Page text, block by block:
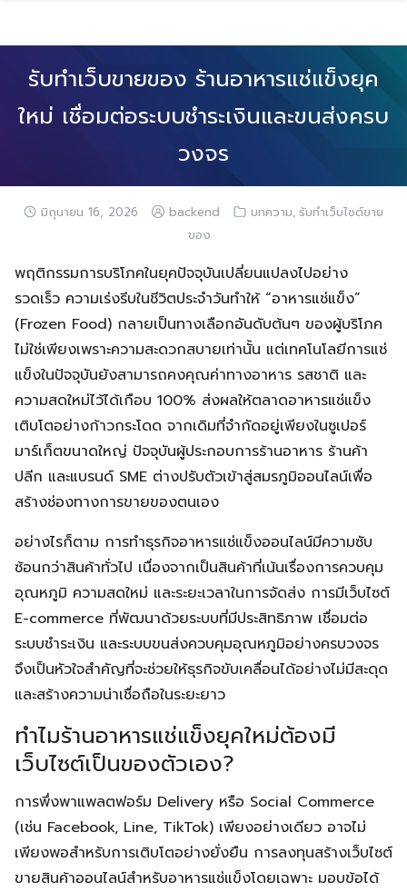
รับทำเว็บขายของ ร้านอาหารแช่แข็งยุค
ใหม่ เชื่อมต่อระบบชำระเงินและขนส่งครบ
วงจร
มิถุนายน 16, 2026 backend บทความ, รับทำเว็บไซต์ขาย
ของ
พฤติกรรมการบริโภคในยุคปัจจุบันเปลี่ยนแปลงไปอย่าง
รวดเร็ว ความเร่งรีบในชีวิตประจำวันทำให้ “อาหารแช่แข็ง”
(Frozen Food) กลายเป็นทางเลือกอันดับต้นๆ ของผู้บริโภค
ไม่ใช่เพียงเพราะความสะดวกสบายเท่านั้น แต่เทคโนโลยีการแช่
แข็งในปัจจุบันยังสามารถคงคุณค่าทางอาหาร รสชาติ และ
ความสดใหม่ไว้ได้เกือบ 100% ส่งผลให้ตลาดอาหารแช่แข็ง
เติบโตอย่างก้าวกระโดด จากเดิมที่จำกัดอยู่เพียงในซูเปอร์
มาร์เก็ตขนาดใหญ่ ปัจจุบันผู้ประกอบการร้านอาหาร ร้านค้า
ปลีก และแบรนด์ SME ต่างปรับตัวเข้าสู่สมรภูมิออนไลน์เพื่อ
สร้างช่องทางการขายของตนเอง
อย่างไรก็ตาม การทำธุรกิจอาหารแช่แข็งออนไลน์มีความซับ
ซ้อนกว่าสินค้าทั่วไป เนื่องจากเป็นสินค้าที่เน้นเรื่องการควบคุม
อุณหภูมิ ความสดใหม่ และระยะเวลาในการจัดส่ง การมีเว็บไซต์
E-commerce ที่พัฒนาด้วยระบบที่มีประสิทธิภาพ เชื่อมต่อ
ระบบชำระเงิน และระบบขนส่งควบคุมอุณหภูมิอย่างครบวงจร
จึงเป็นหัวใจสำคัญที่จะช่วยให้ธุรกิจขับเคลื่อนได้อย่างไม่มีสะดุด
และสร้างความน่าเชื่อถือในระยะยาว
ทำไมร้านอาหารแช่แข็งยุคใหม่ต้องมี
เว็บไซต์เป็นของตัวเอง?
การพึ่งพาแพลตฟอร์ม Delivery หรือ Social Commerce
(เช่น Facebook, Line, TikTok) เพียงอย่างเดียว อาจไม่
เพียงพอสำหรับการเติบโตอย่างยั่งยืน การลงทุนสร้างเว็บไซต์
ขายสินค้าออนไลน์สำหรับอาหารแช่แข็งโดยเฉพาะ มอบข้อได้